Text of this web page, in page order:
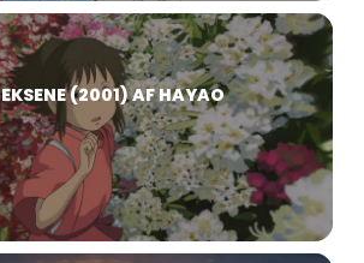
(2001) AF HAYAO